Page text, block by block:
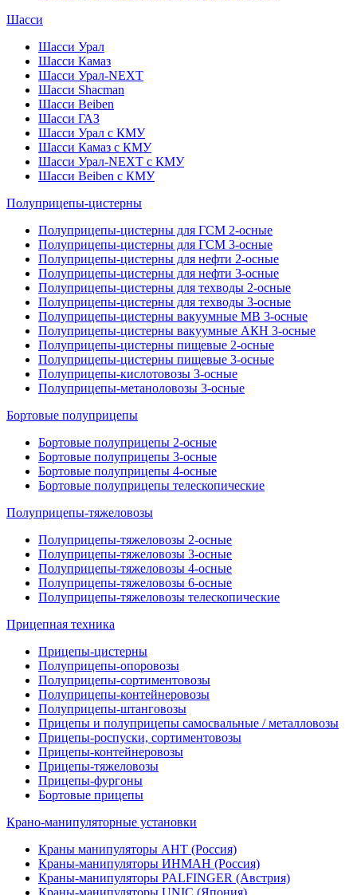
Шасси
Шасси Урал
Шасси Камаз
Шасси Урал-NEXT
Шасси Shacman
Шасси Beiben
Шасси ГАЗ
Шасси Урал с КМУ
Шасси Камаз с КМУ
Шасси Урал-NEXT с КМУ
Шасси Beiben с КМУ
Полуприцепы-цистерны
Полуприцепы-цистерны для ГСМ 2-осные
Полуприцепы-цистерны для ГСМ 3-осные
Полуприцепы-цистерны для нефти 2-осные
Полуприцепы-цистерны для нефти 3-осные
Полуприцепы-цистерны для техводы 2-осные
Полуприцепы-цистерны для техводы 3-осные
Полуприцепы-цистерны вакуумные МВ 3-осные
Полуприцепы-цистерны вакуумные АКН 3-осные
Полуприцепы-цистерны пищевые 2-осные
Полуприцепы-цистерны пищевые 3-осные
Полуприцепы-кислотовозы 3-осные
Полуприцепы-метаноловозы 3-осные
Бортовые полуприцепы
Бортовые полуприцепы 2-осные
Бортовые полуприцепы 3-осные
Бортовые полуприцепы 4-осные
Бортовые полуприцепы телескопические
Полуприцепы-тяжеловозы
Полуприцепы-тяжеловозы 2-осные
Полуприцепы-тяжеловозы 3-осные
Полуприцепы-тяжеловозы 4-осные
Полуприцепы-тяжеловозы 6-осные
Полуприцепы-тяжеловозы телескопические
Прицепная техника
Прицепы-цистерны
Полуприцепы-опоровозы
Полуприцепы-сортиментовозы
Полуприцепы-контейнеровозы
Полуприцепы-штанговозы
Прицепы и полуприцепы самосвальные / металловозы
Прицепы-роспуски, сортиментовозы
Прицепы-контейнеровозы
Прицепы-тяжеловозы
Прицепы-фургоны
Бортовые прицепы
Крано-манипуляторные установки
Краны манипуляторы АНТ (Россия)
Краны-манипуляторы ИНМАН (Россия)
Краны-манипуляторы PALFINGER (Австрия)
Краны-манипуляторы UNIC (Япония)